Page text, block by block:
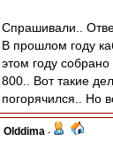
Спрашивали..
В прошлом году
этом году
800.. Вот такие
погорячился.. Но
Olddima -